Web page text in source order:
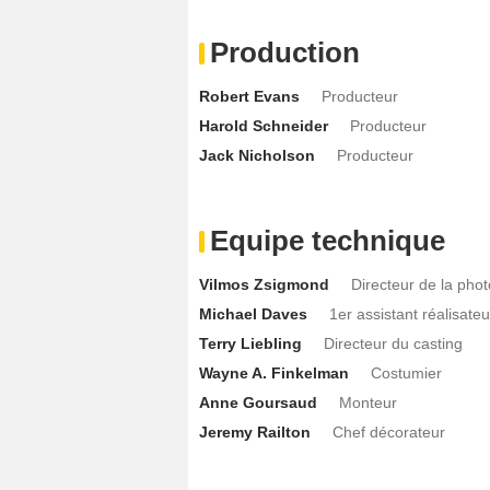
Production
Robert Evans
Producteur
Harold Schneider
Producteur
Jack Nicholson
Producteur
Equipe technique
Vilmos Zsigmond
Directeur de la
Michael Daves
1er assistant
Terry Liebling
Directeur du casting
Wayne A. Finkelman
Costumier
Anne Goursaud
Monteur
Jeremy Railton
Chef décorateur